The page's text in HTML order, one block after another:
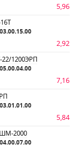
5,96
2,92
1200ЭРП
7,16
5,84
2000